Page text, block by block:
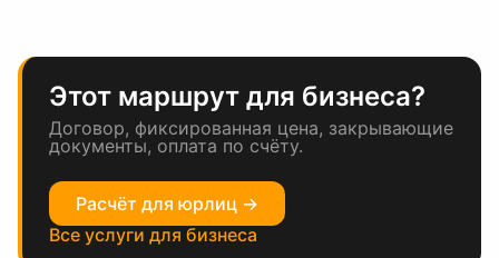
Этот маршрут для бизнеса?
Договор, фиксированная цена, закрывающие
документы, оплата по счёту.
Расчёт для юрлиц →
Все услуги для бизнеса